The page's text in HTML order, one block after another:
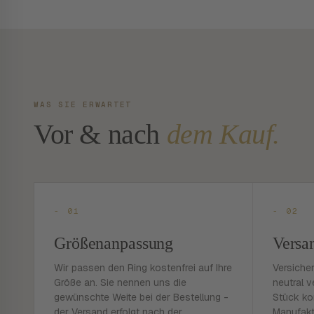
WAS SIE ERWARTET
Vor & nach dem Kauf.
- 01
Größenanpassung
Wir passen den Ring kostenfrei auf Ihre
Größe an. Sie nennen uns die
gewünschte Weite bei der Bestellung -
- 02
neutral
Stück